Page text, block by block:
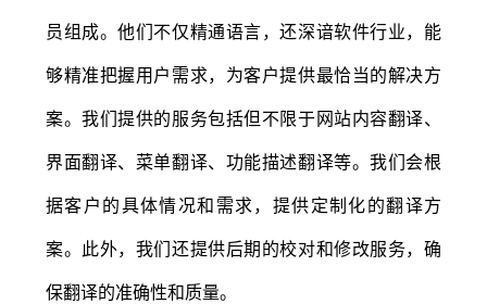
员组成。他们不仅精通语言，还深谙软件行业，能
够精准把握用户需求，为客户提供最恰当的解决方
案。我们提供的服务包括但不限于网站内容翻译、
界面翻译、菜单翻译、功能描述翻译等。我们会根
据客户的具体情况和需求，提供定制化的翻译方
案。此外，我们还提供后期的校对和修改服务，确
保翻译的准确性和质量。